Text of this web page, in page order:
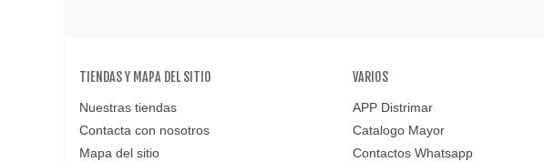
TIENDAS Y MAPA DEL SITIO
Nuestras tiendas
Contacta con nosotros
Mapa del sitio
VARIOS
APP Distrimar
Catalogo Mayor
Contactos Whatsapp